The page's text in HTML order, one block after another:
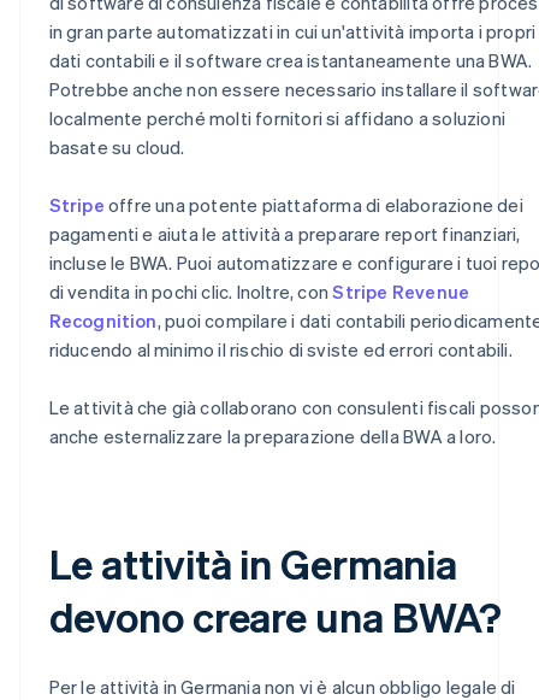
in gran parte automatizzati in cui un'attività importa i propri
dati contabili e il software crea istantaneamente una BWA.
Potrebbe anche non essere necessario installare il
localmente perché molti fornitori si affidano a soluzioni
basate su cloud.
Stripe offre una potente piattaforma di elaborazione dei
pagamenti e aiuta le attività a preparare report finanziari,
incluse le BWA. Puoi automatizzare e configurare i tuoi
di vendita in pochi clic. Inoltre, conStripe Revenue
Recognition, puoi compilare i dati contabili
riducendo al minimo il rischio di sviste ed errori contabili.
Le attività che già collaborano con consulenti fiscali
anche esternalizzare la preparazione della BWA a loro.
Le attività in Germania
devono creare una BWA?
Per le attività in Germania non vi è alcun obbligo legale di